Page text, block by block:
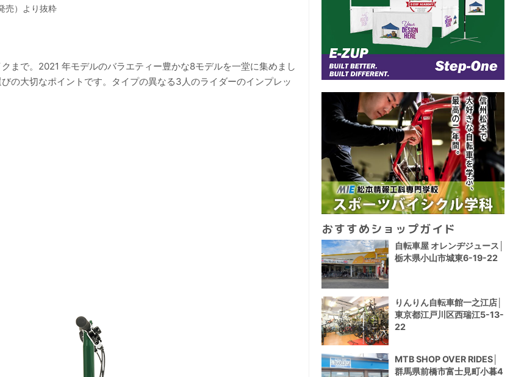
売）より抜粋
まで。2021 年モデルのバラエティー豊かな8モデルを一堂に集めまし
の大切なポイントです。タイプの異なる3人のライダーのインプレッ
おすすめショップガイド
自転車屋 オレンヂジュース│
栃木県小山市城東6-19-22
りんりん自転車館一之江店│
東京都江戸川区西瑞江5-13-
22
MTB SHOP OVER RIDES│
群馬県前橋市富士見町小暮4